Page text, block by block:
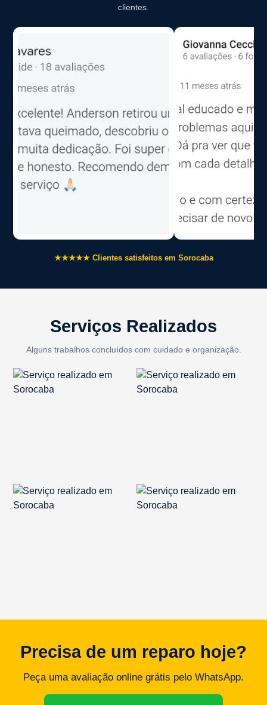
clientes.
★★★★★ Clientes satisfeitos em Sorocaba
Serviços Realizados
Alguns trabalhos concluídos com cuidado e organização.
Precisa de um reparo hoje?
Peça uma avaliação online grátis pelo WhatsApp.